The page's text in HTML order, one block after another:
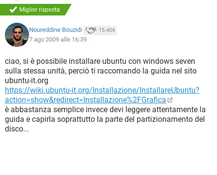
Miglior risposta
Noureddine Bouzidi 15.404
7 ago 2009 alle 16:39
ciao, si è possibile installare ubuntu con windows seven
sulla stessa unità, perciò ti raccomando la guida nel sito
ubuntu-it.org
https://wiki.ubuntu-it.org/Installazione/InstallareUbuntu?
action=show&redirect=Installazione%2FGrafica
è abbastanza semplice invece devi leggere attentamente la
guida e capirla soprattutto la parte del partizionamento del
disco...